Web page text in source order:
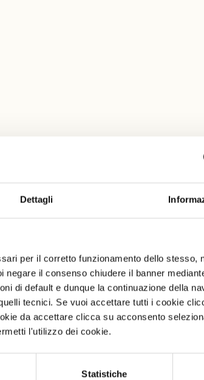
Dettagli
per il corretto funzionamento dello stesso,
il consenso chiudere il banner
di default e dunque la continuazione della
tecnici. Se vuoi accettare tutti i cookie
da accettare clicca su acconsento
l'utilizzo dei cookie.
Statistiche